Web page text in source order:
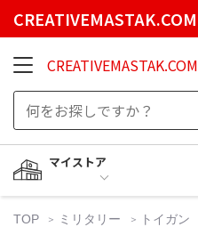
CREATIVEMASTAK.COM
CREATIVEMASTAK.COM
マイストア
TOP ミリタリー トイガン